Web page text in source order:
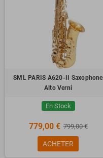
SML PARIS A620-II Saxophone
Alto Verni
En Stock
779,00 € 799,00 €
ACHETER